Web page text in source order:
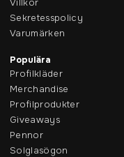
Villkor
Sekretesspolicy
Varumärken
Populära
Profilkläder
Merchandise
Profilprodukter
Giveaways
Pennor
Solglasögon